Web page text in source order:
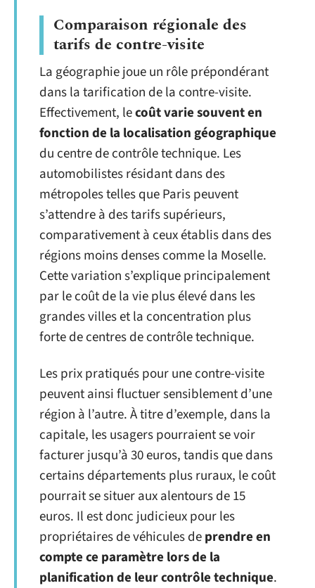
Comparaison régionale des
tarifs de contre-visite
La géographie joue un rôle prépondérant
dans la tarification de la contre-visite.
Effectivement, lecoût varie souvent en
fonction de la localisation géographique
du centre de contrôle technique. Les
automobilistes résidant dans des
métropoles telles que Paris peuvent
s’attendre à des tarifs supérieurs,
comparativement à ceux établis dans des
régions moins denses comme la Moselle.
Cette variation s’explique principalement
par le coût de la vie plus élevé dans les
grandes villes et la concentration plus
forte de centres de contrôle technique.
Les prix pratiqués pour une contre-visite
peuvent ainsi fluctuer sensiblement d’une
région à l’autre. À titre d’exemple, dans la
capitale, les usagers pourraient se voir
facturer jusqu’à 30 euros, tandis que dans
certains départements plus ruraux, le coût
pourrait se situer aux alentours de 15
euros. Il est donc judicieux pour les
propriétaires de véhicules deprendre en
compte ce paramètre lors de la
planification de leur contrôle technique.